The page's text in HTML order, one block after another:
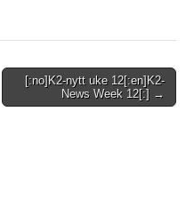
[:no]K2-nytt uke 12[:en]K2-
News Week 12[:] →